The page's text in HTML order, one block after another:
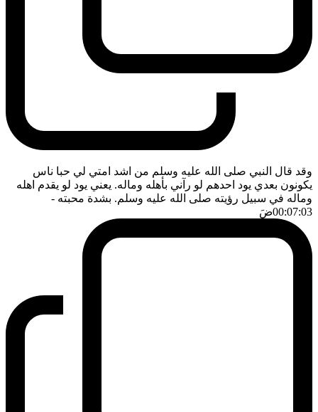
وقد قال النبي صلى الله عليه وسلم من اشد امتي لي حبا ناس
يكونون بعدي يود احدهم لو رآني بأهله وماله. يعني يود لو يقدم اهله
وماله في سبيل رؤيته صلى الله عليه وسلم. بشدة محبته -
00:07:03ضَ